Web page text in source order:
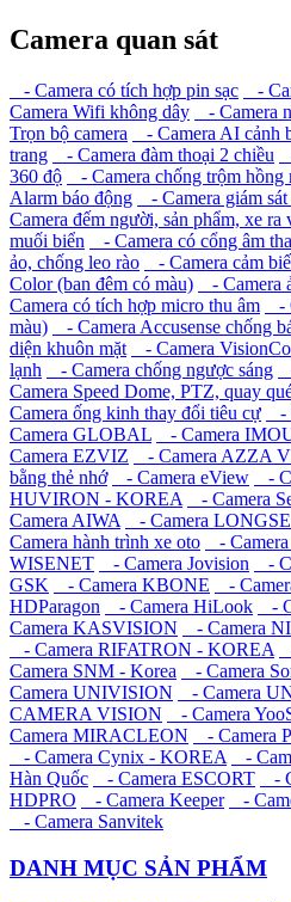
Camera quan sát
- Camera có tích hợp pin sạc -
Camera Wifi không dây
- Camera
Trọn bộ camera
- Camera AI cảnh
trang
- Camera đàm thoại 2 chiều
360 độ
- Camera chống trộm hồng
Alarm báo động
- Camera giám
Camera đếm người, sản phẩm, xe ra
muối biển
- Camera có cổng âm
ảo, chống leo rào
- Camera cảm
Color (ban đêm có màu)
- Camera
Camera có tích hợp micro thu âm
-
màu)
- Camera Accusense chống
diện khuôn mặt
- Camera
lạnh
- Camera chống ngược sáng
Camera Speed Dome, PTZ, quay
Camera ống kinh thay đổi tiêu cự
-
Camera GLOBAL
- Camera
Camera EZVIZ
- Camera AZZA
bằng thẻ nhớ
- Camera eView -
HUVIRON - KOREA
- Camera
Camera AIWA
- Camera LONGSE
Camera hành trình xe oto
-
WISENET
- Camera Jovision -
GSK
- Camera KBONE -
HDParagon
- Camera HiLook -
Camera KASVISION
- Camera
- Camera RIFATRON - KOREA
Camera SNM - Korea
- Camera
Camera UNIVISION
- Camera
CAMERA VISION
- Camera
Camera MIRACLEON
- Camera
- Camera Cynix - KOREA
-
Hàn Quốc
- Camera ESCORT -
HDPRO
- Camera Keeper -
- Camera Sanvitek
DANH MỤC SẢN PHẨM